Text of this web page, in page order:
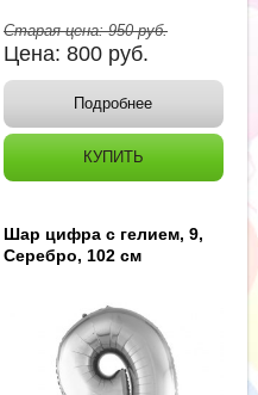
Старая цена:950руб.
Цена: 800 руб.
Подробнее
КУПИТЬ
Шар цифра с гелием, 9,
Серебро, 102 см